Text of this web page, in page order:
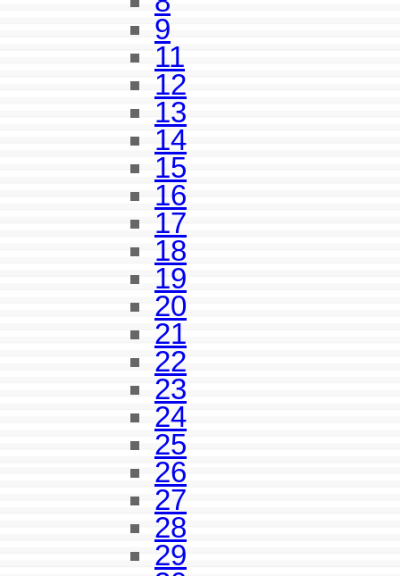
9
11
12
13
14
15
16
17
18
19
20
21
22
23
24
25
26
27
28
29